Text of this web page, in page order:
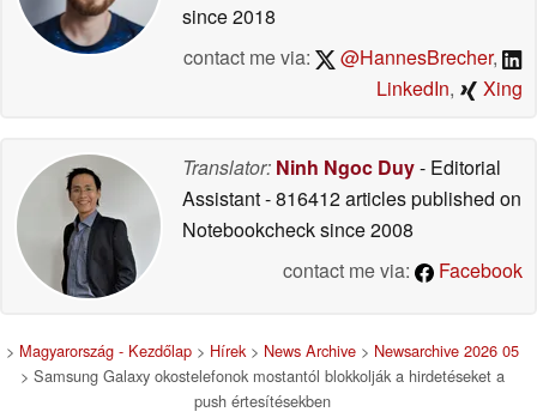
since 2018
contact me via:
@HannesBrecher,
LinkedIn, Xing
Translator: Ninh Ngoc Duy- Editorial
Assistant- 816412 articles published on
Notebookchecksince 2008
contact me via:
Facebook
> Magyarország - Kezdőlap > Hírek> News Archive > Newsarchive 2026 05
> Samsung Galaxy okostelefonok mostantól blokkolják a hirdetéseket a
push értesítésekben